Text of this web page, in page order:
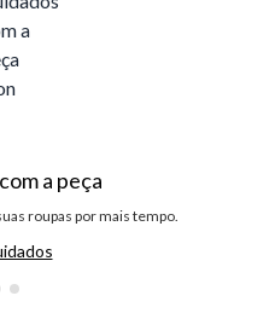
a peça
roupas por mais tempo.